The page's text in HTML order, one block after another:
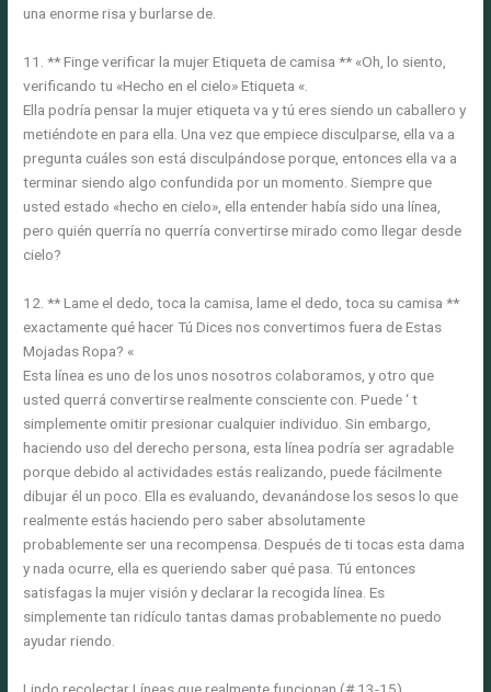
una enorme risa y burlarse de.
11. ** Finge verificar la mujer Etiqueta de camisa ** «Oh, lo siento,
verificando tu «Hecho en el cielo» Etiqueta «.
Ella podría pensar la mujer etiqueta va y tú eres siendo un caballero y
metiéndote en para ella. Una vez que empiece disculparse, ella va a
pregunta cuáles son está disculpándose porque, entonces ella va a
terminar siendo algo confundida por un momento. Siempre que
usted estado «hecho en cielo», ella entender había sido una línea,
pero quién querría no querría convertirse mirado como llegar desde
cielo?
12. ** Lame el dedo, toca la camisa, lame el dedo, toca su camisa **
exactamente qué hacer Tú Dices nos convertimos fuera de Estas
Mojadas Ropa? «
Esta línea es uno de los unos nosotros colaboramos, y otro que
usted querrá convertirse realmente consciente con. Puede ‘ t
simplemente omitir presionar cualquier individuo. Sin embargo,
haciendo uso del derecho persona, esta línea podría ser agradable
porque debido al actividades estás realizando, puede fácilmente
dibujar él un poco. Ella es evaluando, devanándose los sesos lo que
realmente estás haciendo pero saber absolutamente
probablemente ser una recompensa. Después de ti tocas esta dama
y nada ocurre, ella es queriendo saber qué pasa. Tú entonces
satisfagas la mujer visión y declarar la recogida línea. Es
simplemente tan ridículo tantas damas probablemente no puedo
ayudar riendo.